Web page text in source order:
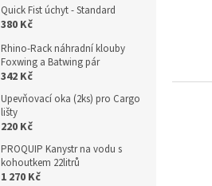
Quick Fist úchyt - Standard
380 Kč
Rhino-Rack náhradní klouby
Foxwing a Batwing pár
342 Kč
Upevňovací oka (2ks) pro Cargo
lišty
220 Kč
PROQUIP Kanystr na vodu s
kohoutkem 22litrů
1 270 Kč